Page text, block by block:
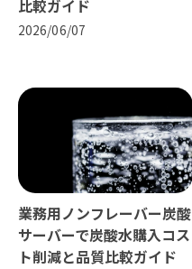
比較ガイド
2026/06/07
業務用ノンフレーバー炭酸
サーバーで炭酸水購入コス
ト削減と品質比較ガイド